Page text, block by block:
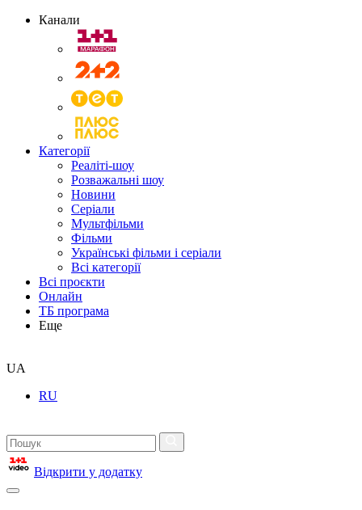
Канали
Категорії
Реаліті-шоу
Розважальні шоу
Новини
Серіали
Мультфільми
Фільми
Українські фільми і серіали
Всі категорії
Всі проєкти
Онлайн
ТБ програма
Еще
UA
RU
Відкрити у додатку